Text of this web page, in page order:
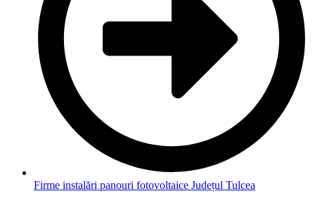
Firme instalări panouri fotovoltaice Județul Tulcea